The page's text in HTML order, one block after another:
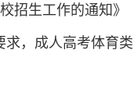
招生工作的通知》
，成人高考体育